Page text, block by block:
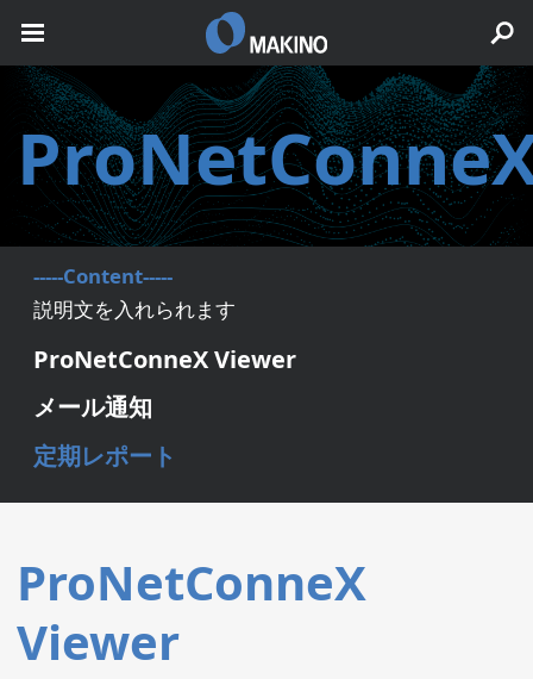
-----Content-----
説明文を入れられます
ProNetConneX Viewer
メール通知
定期レポート
ProNetConneX
Viewer